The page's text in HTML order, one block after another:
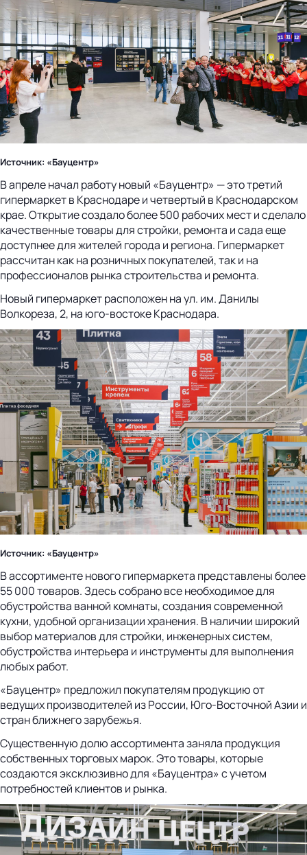
Источник: «Бауцентр»
В апреле начал работу новый «Бауцентр» — это третий
гипермаркет в Краснодаре и четвертый в Краснодарском
крае. Открытие создало более 500 рабочих мест и сделало
качественные товары для стройки, ремонта и сада еще
доступнее для жителей города и региона. Гипермаркет
рассчитан как на розничных покупателей, так и на
профессионалов рынка строительства и ремонта.
Новый гипермаркет расположен на ул. им. Данилы
Волкореза, 2, на юго-востоке Краснодара.
Источник: «Бауцентр»
В ассортименте нового гипермаркета представлены более
55 000 товаров. Здесь собрано все необходимое для
обустройства ванной комнаты, создания современной
кухни, удобной организации хранения. В наличии широкий
выбор материалов для стройки, инженерных систем,
обустройства интерьера и инструменты для выполнения
любых работ.
«Бауцентр» предложил покупателям продукцию от
ведущих производителей из России, Юго-Восточной Азии и
стран ближнего зарубежья.
Существенную долю ассортимента заняла продукция
собственных торговых марок. Это товары, которые
создаются эксклюзивно для «Бауцентра» с учетом
потребностей клиентов и рынка.